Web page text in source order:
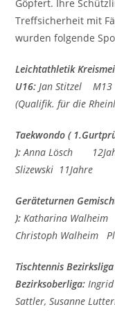
Göpfert. Ihre
Treffsicherheit mit
wurden folgende
Leichtathletik
U16:Jan Stitzel M13
(Qualifik. für die
Taekwondo (
):Anna Lösch
Slizewski 11Jahre
Geräteturnen
):Katharina
Christoph Walheim
Tischtennis
Bezirksoberliga:
Sattler,Susanne